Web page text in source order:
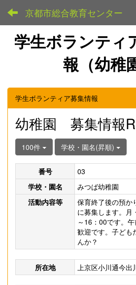
京都市総合教育センター
学生ボランテ
報（幼稚
学生ボランティア募集情報
幼稚園 募集情報R
100件 学校・園名(昇順)
番号
03
学校・園名
みつば幼稚園
活動内容等
保育終了後の預か
に募集します。月
～16：00です。
歓迎です。子ども
んか？
所在地 上京区小川通今出